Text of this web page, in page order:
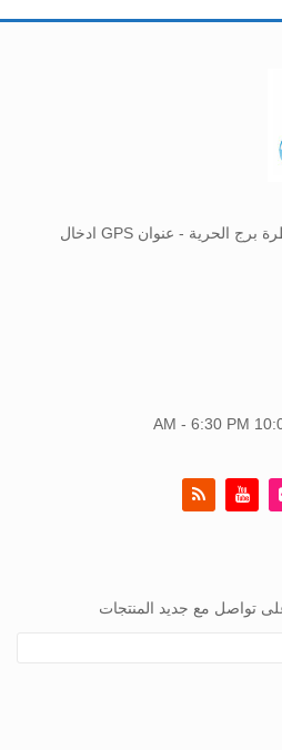
دمشق - سوريا - دوار البيطرة برج الحرية - عنوان GPS ادخال
على تواصل مع جديد المنتجات